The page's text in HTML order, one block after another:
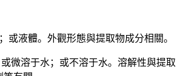
或液體。外觀形態與提取物成分相關。
微溶于水；或不溶于水。溶解性與提取